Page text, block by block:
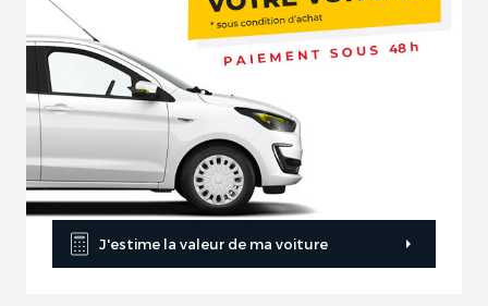
J'estime la valeur de ma voiture